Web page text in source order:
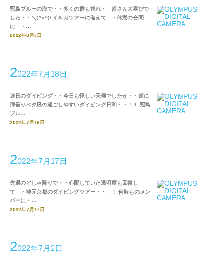
冠島ブルーの海で・・多くの群も観れ・・皆さん大喜びで
した・・＼(^o^)/ イルカツアーに備えて・・休憩の合間
に・・…
2022年8月6日
2022年7月18日
連日のダイビング・・今日も怪しい天候でしたが・・逆に
薄曇りベタ凪の過ごしやすいダイビング日和・・！！ 冠島
ブル…
2022年7月19日
2022年7月17日
先週のどしゃ降りで・・心配していた透明度も回復し
て・・地元京都のダイビングツアー・・！！ 何時ものメン
バーに・…
2022年7月17日
2022年7月2日